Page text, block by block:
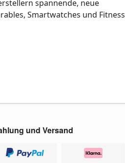
spannende, neue
Smartwatches und Fitness
und Versand